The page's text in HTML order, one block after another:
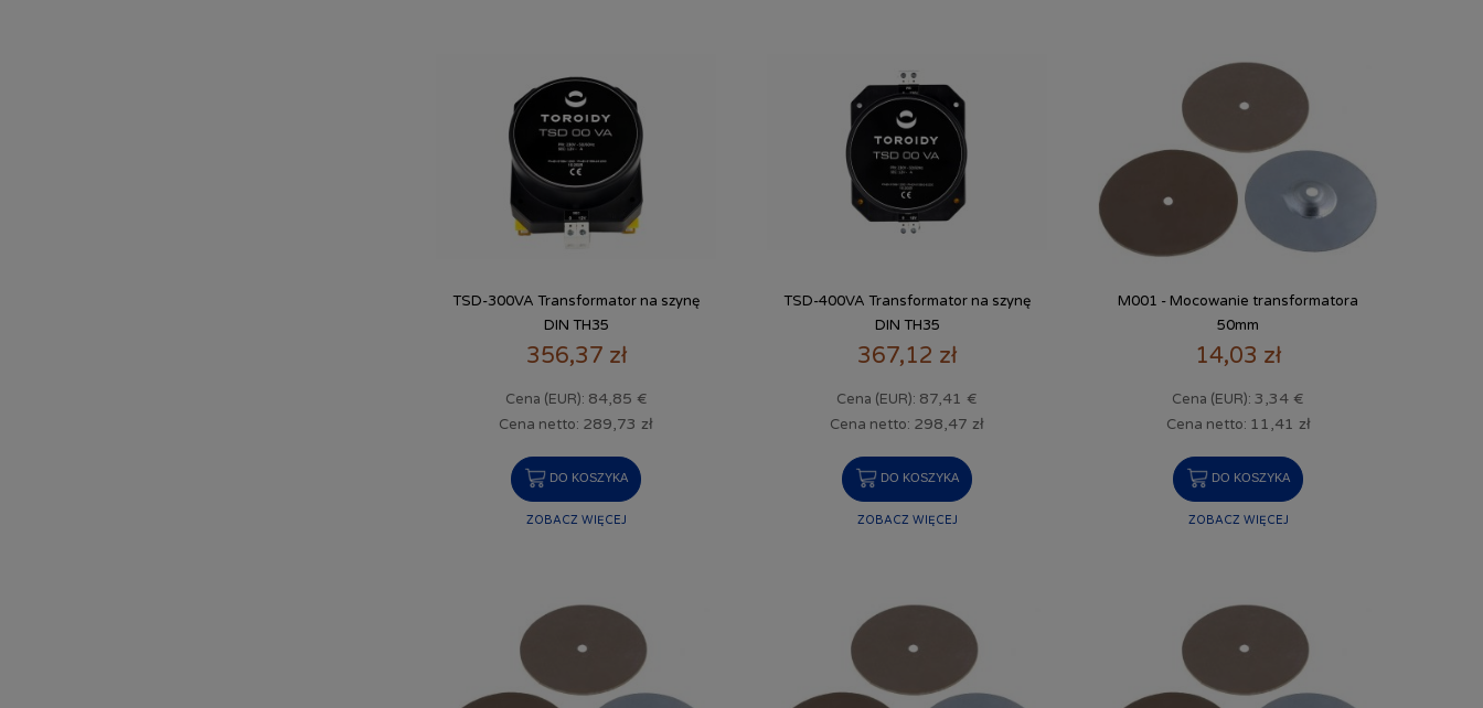
TSD-300VA Transformator na szynę
DIN TH35
356,37 zł
Cena (EUR): 84,85 €
Cena netto: 289,73 zł
DO KOSZYKA
ZOBACZ WIĘCEJ
TSD-400VA Transformator na szynę
DIN TH35
367,12 zł
Cena (EUR): 87,41 €
Cena netto: 298,47 zł
DO KOSZYKA
ZOBACZ WIĘCEJ
M001 - Mocowanie transformatora
50mm
14,03 zł
Cena (EUR): 3,34 €
Cena netto: 11,41 zł
DO KOSZYKA
ZOBACZ WIĘCEJ